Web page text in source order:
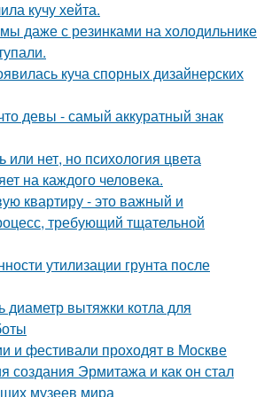
кучу хейта.
даже с резинками на холодильнике
куча спорных дизайнерских
девы - самый аккуратный знак
или нет, но психология цвета
на каждого человека.
квартиру - это важный и
требующий тщательной
утилизации грунта после
диаметр вытяжки котла для
и фестивали проходят в Москве
создания Эрмитажа и как он стал
музеев мира